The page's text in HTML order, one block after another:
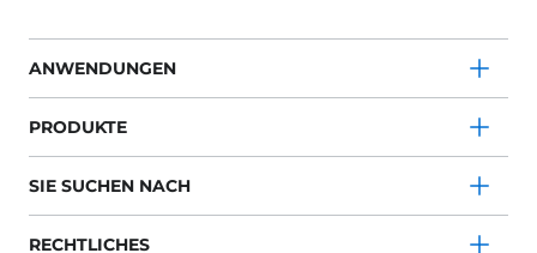
ANWENDUNGEN
PRODUKTE
SIE SUCHEN NACH
RECHTLICHES